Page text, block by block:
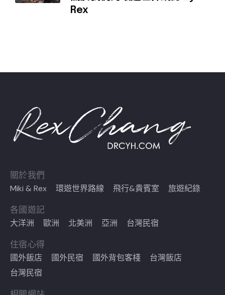
Rex
關於我們
Miki & Rex 環遊世界路線 飛行&貴賓室 旅遊紀錄
各國遊記
大洋洲 歐洲 北美洲 亞洲 台灣民宿
住宿心得
國外飯店 國外民宿 國外背包客棧
台灣飯店
台灣民宿